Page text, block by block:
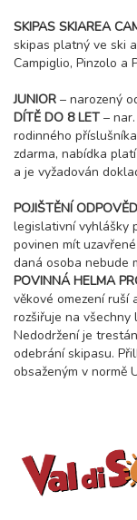
6
20.03. - 27.03.27
sobota - sobota
10 400
21.03. - 25.03.27
neděle - čtvrtek
6
sobota - sobota
10 400
28.03. - 01.04.27
neděle - čtvrtek
6
28.03. - 04.04.27
neděle - neděle
10 400
SKIPAS SKIAREA
skipas platný ve ski
Campiglio, Pinzolo a
JUNIOR – narozený
DÍTĚ DO 8 LET –
rodinného
zdarma, nabídka
a je vyžadován
POJIŠTĚNÍ
legislativní vyhlášky
povinen mít
daná osoba nebude
POVINNÁ HELMA
věkové omezení ruší
rozšiřuje na všechny
Nedodržení je
odebrání skipasu.
obsaženým v normě